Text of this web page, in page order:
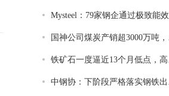
Mysteel：79家钢企通过极致能效标杆验收
国神公司煤炭产销超3000万吨，提质增效结硕果
铁矿石一度逼近13个月低点，高成本供应或面临压力
中钢协：下阶段严格落实钢铁出口许可证管理制度